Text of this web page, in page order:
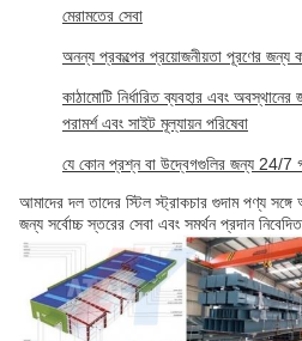
মেরামতের সেবা
অনন্য প্রকল্পের প্রয়োজনীয়তা পূরণের জন্য
কাঠামোটি নির্ধারিত ব্যবহার এবং
পরামর্শ এবং সাইট মূল্যায়ন পরিষেবা
যে কোন প্রশ্ন বা উদ্বেগগুলির জন্য 24/7
আমাদের দল তাদের স্টিল স্ট্রাকচার গুদাম পণ্য সঙ্গে
জন্য সর্বোচ্চ স্তরের সেবা এবং সমর্থন প্রদান